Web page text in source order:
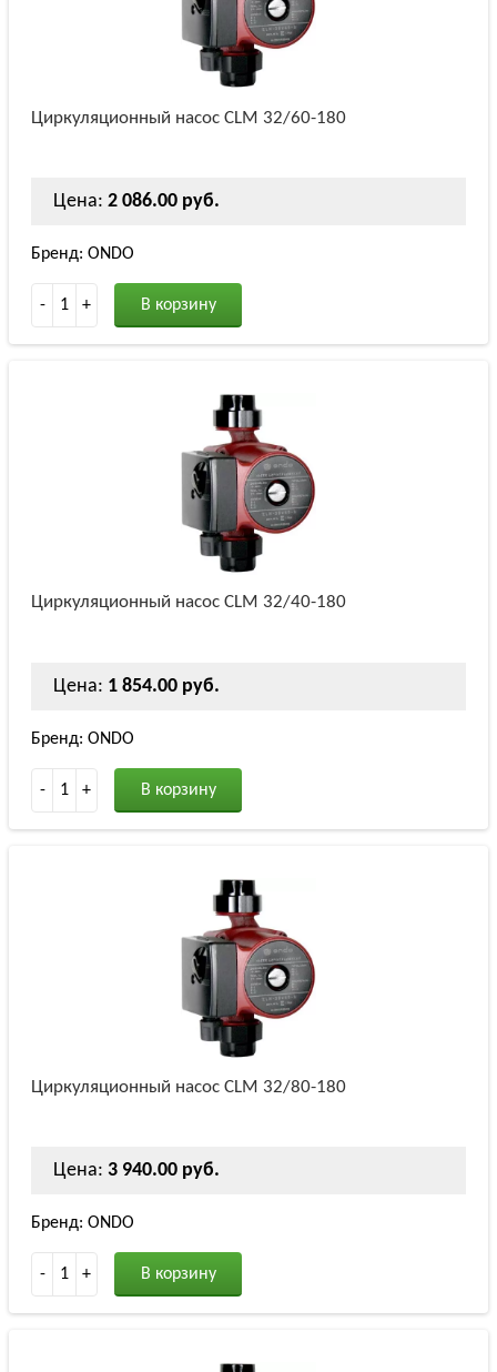
Циркуляционный насос СLM 32/60-180
Цена: 2 086.00 руб.
Бренд: ONDO
- 1 + В корзину
Циркуляционный насос СLM 32/40-180
Цена: 1 854.00 руб.
Бренд: ONDO
- 1 + В корзину
Циркуляционный насос СLM 32/80-180
Цена: 3 940.00 руб.
Бренд: ONDO
- 1 + В корзину